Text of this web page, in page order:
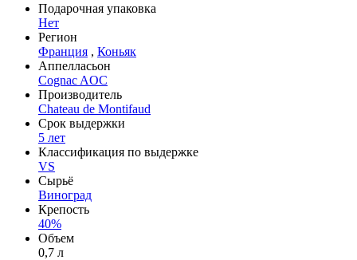
Подарочная упаковка
Нет
Регион
Франция , Коньяк
Аппелласьон
Cognac AOC
Производитель
Chateau de Montifaud
Срок выдержки
5 лет
Классификация по выдержке
VS
Сырьё
Виноград
Крепость
40%
Объем
0,7 л